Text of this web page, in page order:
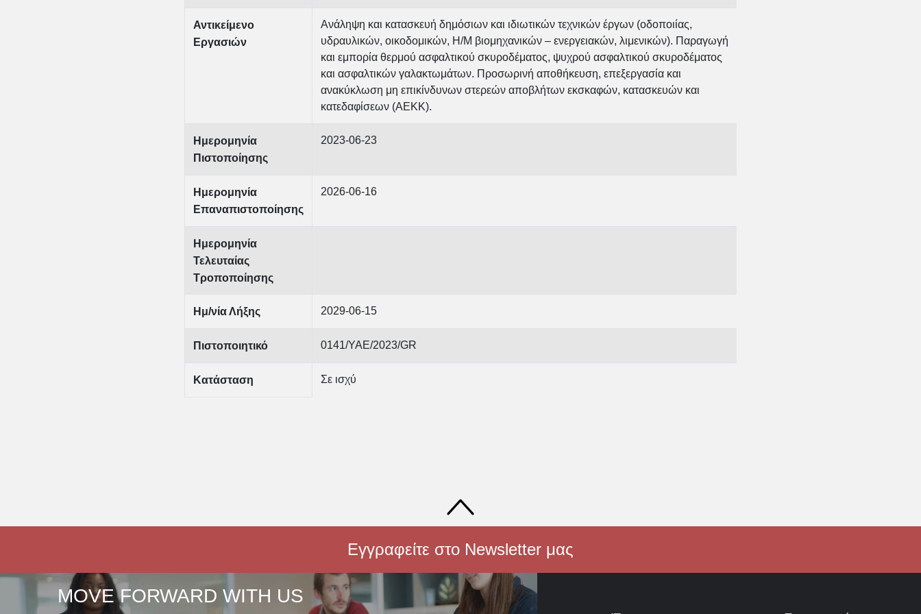
Αντικείμενο
Εργασιών
Ανάληψη και κατασκευή δημόσιων και ιδιωτικών τεχνικών έργων (οδοποιίας,
υδραυλικών, οικοδομικών, Η/Μ βιομηχανικών – ενεργειακών, λιμενικών). Παραγωγή
και εμπορία θερμού ασφαλτικού σκυροδέματος, ψυχρού ασφαλτικού σκυροδέματος
και ασφαλτικών γαλακτωμάτων. Προσωρινή αποθήκευση, επεξεργασία και
ανακύκλωση μη επικίνδυνων στερεών αποβλήτων εκσκαφών, κατασκευών και
κατεδαφίσεων (ΑΕΚΚ).
Ημερομηνία
Πιστοποίησης
2023-06-23
Ημερομηνία
Επαναπιστοποίησης
2026-06-16
Ημερομηνία
Τελευταίας
Τροποποίησης
Ημ/νία Λήξης 2029-06-15
Πιστοποιητικό 0141/ΥΑΕ/2023/GR
Κατάσταση Σε ισχύ
Εγγραφείτε στο Newsletter μας
MOVE FORWARD WITH US